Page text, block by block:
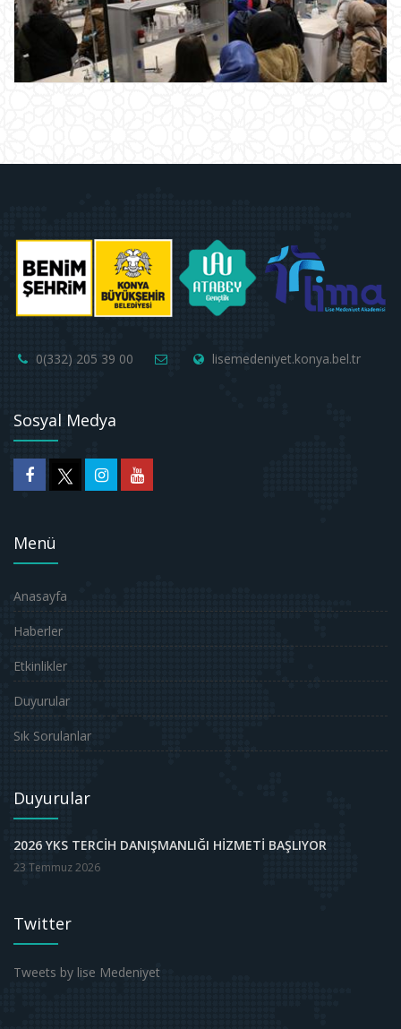
0(332) 205 39 00 lisemedeniyet.konya.bel.tr
Sosyal Medya
Menü
Anasayfa
Haberler
Etkinlikler
Duyurular
Sık Sorulanlar
Duyurular
2026 YKS TERCİH DANIŞMANLIĞI HİZMETİ BAŞLIYOR
23 Temmuz 2026
Twitter
Tweets by lise Medeniyet